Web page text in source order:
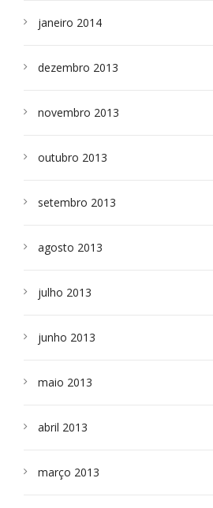
janeiro 2014
dezembro 2013
novembro 2013
outubro 2013
setembro 2013
agosto 2013
julho 2013
junho 2013
maio 2013
abril 2013
março 2013